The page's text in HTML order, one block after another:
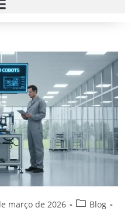
março de 2026
Blog